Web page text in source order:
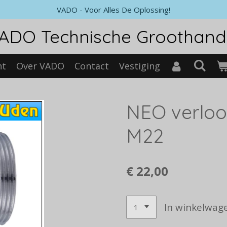
VADO - Voor Alles De Oplossing!
Technische
Over VADO Contact Vestiging
NEO
M22
€ 22,00
In